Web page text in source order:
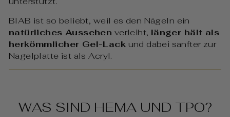
BIAB ist so beliebt, weil es den Nägeln ein
natürliches Aussehen verleiht, länger hält als
herkömmlicher Gel-Lack und dabei sanfter zur
Nagelplatte ist als Acryl.
WAS SIND HEMA UND TPO?